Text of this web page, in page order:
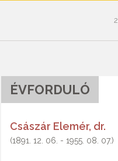
ÉVFORDULÓ
Császár Elemér, dr.
(1891. 12. 06. - 1955. 08. 07.)